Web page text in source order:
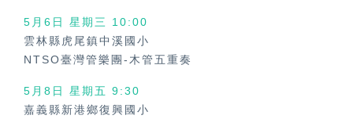
5月6日 星期三 10:00
雲林縣虎尾鎮中溪國小
NTSO臺灣管樂團-木管五重奏
5月8日 星期五 9:30
嘉義縣新港鄉復興國小